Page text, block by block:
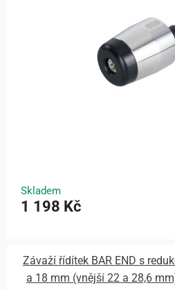
Skladem
1 198 Kč
Závaží řídítek BAR END s
a 18 mm (vnější 22 a 28,6